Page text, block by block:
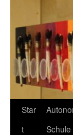
Star
t
Schule